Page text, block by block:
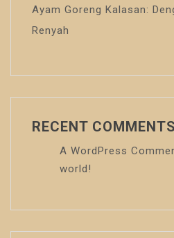
Ayam Goreng Kalasan:
Renyah
RECENT COMMENTS
A WordPress
world!